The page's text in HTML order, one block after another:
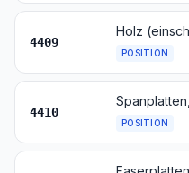
4409
POSITION
4410
POSITION